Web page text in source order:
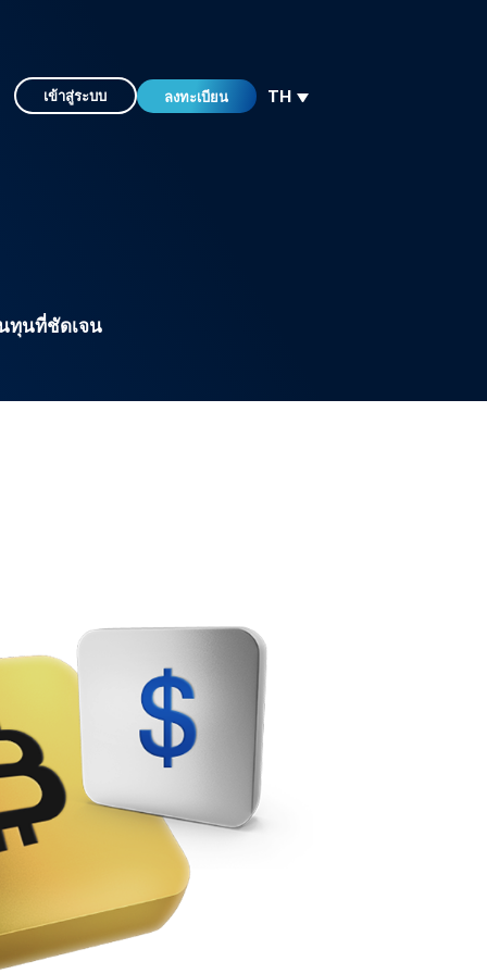
เข้าสู่ระบบ ลงทะเบียน TH
ทุนที่ชัดเจน